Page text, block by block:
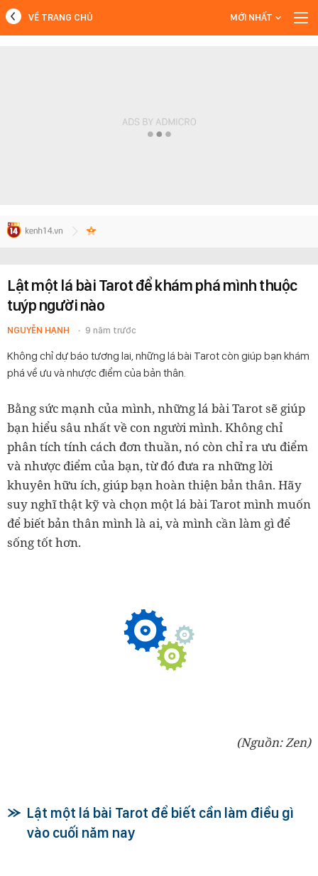
VỀ TRANG CHỦ MỚI NHẤT
Lật một lá bài Tarot để khám phá mình thuộc
tuýp người nào
NGUYỄN HẠNH 9 năm trước
Không chỉ dự báo tương lai, những lá bài Tarot còn giúp bạn khám
phá về ưu và nhược điểm của bản thân.
Bằng sức mạnh của mình, những lá bài Tarot sẽ giúp
bạn hiểu sâu nhất về con người mình. Không chỉ
phân tích tính cách đơn thuần, nó còn chỉ ra ưu điểm
và nhược điểm của bạn, từ đó đưa ra những lời
khuyên hữu ích, giúp bạn hoàn thiện bản thân. Hãy
suy nghĩ thật kỹ và chọn một lá bài Tarot mình muốn
để biết bản thân mình là ai, và mình cần làm gì để
sống tốt hơn.
(Nguồn: Zen)
Lật một lá bài Tarot để biết cần làm điều gì
vào cuối năm nay